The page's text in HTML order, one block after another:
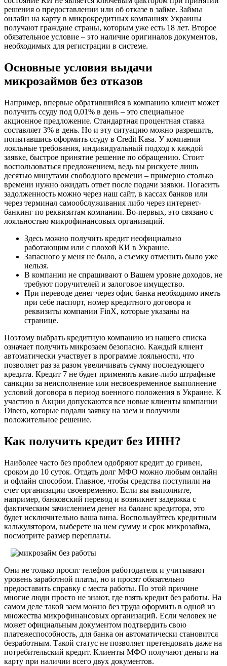
решения о предоставлении или об отказе в займе. Займы
онлайн на карту в микрокредитных компаниях Украины
получают граждане страны, которым уже есть 18 лет. Второе
обязательное условие – это наличие оригиналов документов,
необходимых для регистрации в системе.
Основные условия выдачи
микрозаймов без отказов
Например, впервые обратившийся в компанию клиент может
получить ссуду под 0,01% в день – это специальное
акционное предложение. Стандартная процентная ставка
составляет 3% в день. Но и эту ситуацию можно разрешить,
попытавшись оформить ссуду в Credit Kasa. У компании
лояльные требования, индивидуальный подход к каждой
заявке, быстрое принятие решение по обращению. Стоит
воспользоваться предложением, ведь вы рискуете лишь
десятью минутами свободного времени – примерно столько
времени нужно ожидать ответ после подачи заявки. Погасить
задолженность можно через наш сайт, в кассах банков или
через терминал самообслуживания либо через интернет-
банкинг по реквизитам компании. Во-первых, это связано с
лояльностью микрофинансовых организаций.
Здесь можно получить кредит неофициально
работающим или с плохой КИ в Украине.
Запасного у меня не было, а съемку отменить было уже
нельзя.
В компании не спрашивают о Вашем уровне доходов, не
требуют поручителей и залоговое имущество.
При переводе денег через офис банка необходимо иметь
при себе паспорт, номер кредитного договора и
реквизиты компании FinX, которые указаны на
странице.
Поэтому выбрать кредитную компанию из нашего списка
означает получить микрозаем безопасно. Каждый клиент
автоматически участвует в программе лояльности, что
позволяет раз за разом увеличивать сумму последующего
кредита. Кредит 7 не будет применять какие-либо штрафные
санкции за неисполнение или несвоевременное выполнение
условий договора в период военного положения в Украине. К
участию в Акции допускаются все новые клиенты компании
Dinero, которые подали заявку на заем и получили
положительное решение.
Как получить кредит без ИНН?
Наиболее часто без проблем одобряют кредит до гривен,
сроком до 10 суток. Отдать долг МФО можно любым онлайн
и офлайн способом. Главное, чтобы средства поступили на
счет организации своевременно. Если вы выполните,
например, банковский перевод и возникнет задержка с
фактическим зачислением денег на баланс кредитора, это
будет исключительно ваша вина. Воспользуйтесь кредитным
калькулятором, выберете на нем сумму и срок микрозайма,
посмотрите размер переплаты.
Они не только просят телефон работодателя и учитывают
уровень заработной платы, но и просят обязательно
предоставить справку с места работы. По этой причине
многие люди просто не знают, где взять кредит без работы. На
самом деле такой заем можно без труда оформить в одной из
множества микрофинансовых организаций. Если человек не
может официальным документом подтвердить свою
платежеспособность, для банка он автоматически становится
безработным. Такой статус не позволяет претендовать даже на
потребительский кредит. Клиенты МФО получают деньги на
карту при наличии всего двух документов.